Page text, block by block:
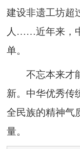
建设非遗工坊超
人……近年来，
单。
不忘本来才
新。中华优秀传
全民族的精神气
量。